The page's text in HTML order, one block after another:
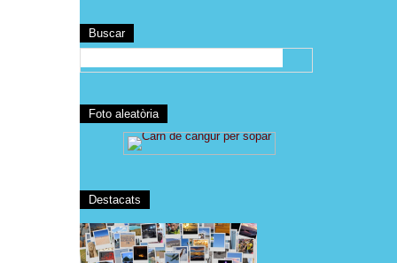
Buscar
Foto aleatòria
Destacats